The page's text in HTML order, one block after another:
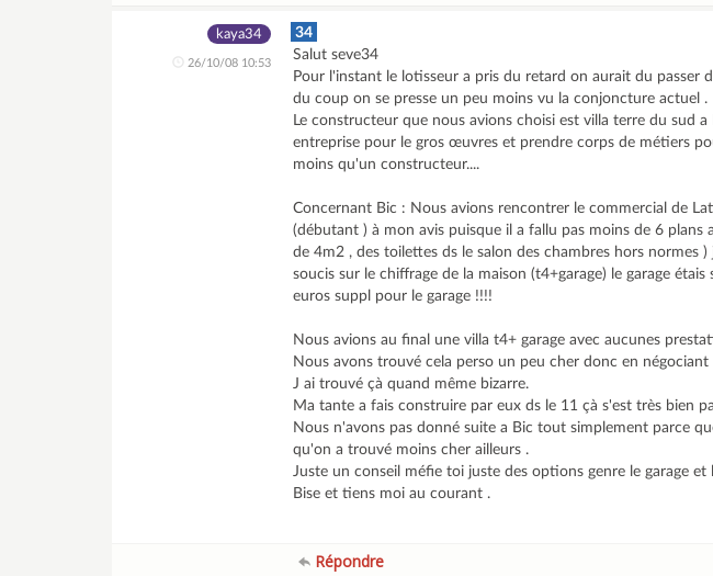
kaya34
26/10/08 10:53
34
Salut seve34
Pour l'instant le lotisseur a pris du retard on aurait du
du coup on se presse un peu moins vu la conjoncture actuel .
Le constructeur que nous avions choisi est villa terre du sud
entreprise pour le gros œuvres et prendre corps de métiers
moins qu'un constructeur....
Concernant Bic : Nous avions rencontrer le commercial de
(débutant ) à mon avis puisque il a fallu pas moins de 6
de 4m2 , des toilettes ds le salon des chambres hors
soucis sur le chiffrage de la maison (t4+garage) le garage
euros suppl pour le garage !!!!
Nous avions au final une villa t4+ garage avec aucunes
Nous avons trouvé cela perso un peu cher donc en
J ai trouvé çà quand même bizarre.
Ma tante a fais construire par eux ds le 11 çà s'est très bien
Nous n'avons pas donné suite a Bic tout simplement parce
qu'on a trouvé moins cher ailleurs .
Juste un conseil méfie toi juste des options genre le garage et
Bise et tiens moi au courant .
Répondre